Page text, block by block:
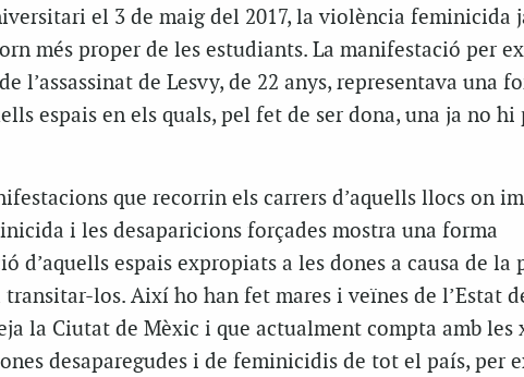
el 3 de maig del 2017, la violència feminicida
més proper de les estudiants. La manifestació per
l’assassinat de Lesvy, de 22 anys, representava una
espais en els quals, pel fet de ser dona, una ja no
que recorrin els carrers d’aquells llocs on
i les desaparicions forçades mostra una forma
d’aquells espais expropiats a les dones a causa de
los. Així ho han fet mares i veïnes de l’Estat
la Ciutat de Mèxic i que actualment compta amb les
desaparegudes i de feminicidis de tot el país, per